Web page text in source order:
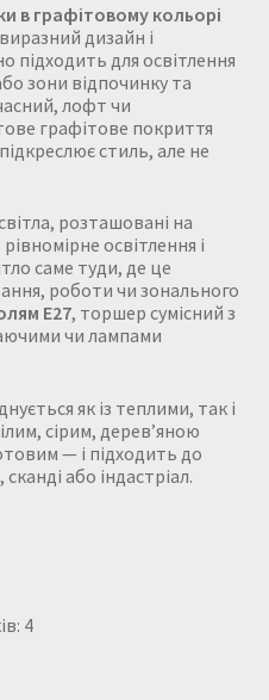
в графітовому кольорі
дизайн і
підходить для освітлення
зони відпочинку та
лофт чи
графітове покриття
стиль, але не
розташовані на
освітлення і
саме туди, де це
роботи чи зонального
E27, торшер сумісний з
чи лампами
як із теплими, так і
сірим, дерев’яною
— і підходить до
сканді або індастріал.
4